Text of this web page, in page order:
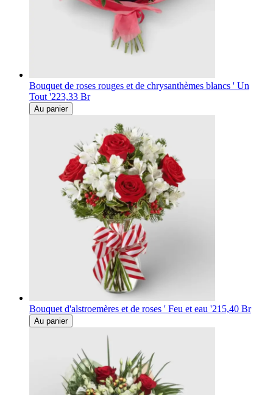
Bouquet de roses rouges et de chrysanthèmes blancs ' Un
Tout '223,33 Br
Au panier
Bouquet d'alstroemères et de roses ' Feu et eau '215,40 Br
Au panier